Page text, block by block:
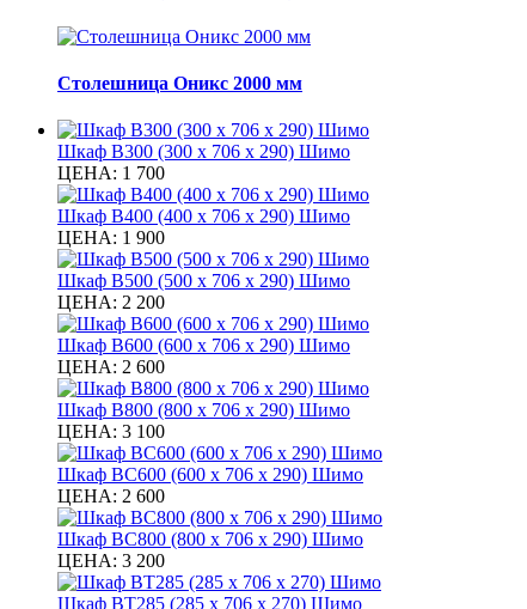
Столешница Оникс 2000 мм
Шкаф В300 (300 х 706 х 290) Шимо
ЦЕНА: 1 700
Шкаф В400 (400 х 706 х 290) Шимо
ЦЕНА: 1 900
Шкаф В500 (500 х 706 х 290) Шимо
ЦЕНА: 2 200
Шкаф В600 (600 х 706 х 290) Шимо
ЦЕНА: 2 600
Шкаф В800 (800 х 706 х 290) Шимо
ЦЕНА: 3 100
Шкаф ВС600 (600 х 706 х 290) Шимо
ЦЕНА: 2 600
Шкаф ВС800 (800 х 706 х 290) Шимо
ЦЕНА: 3 200
Шкаф ВТ285 (285 х 706 х 270) Шимо